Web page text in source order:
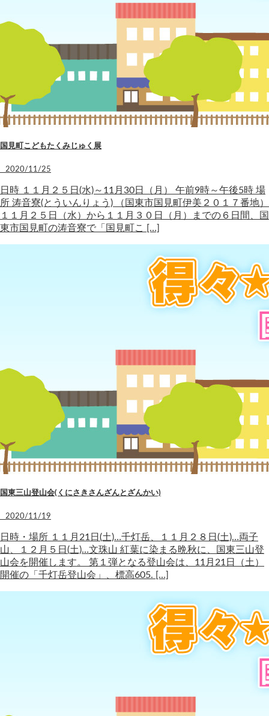
国見町こどもたくみじゅく展
2020/11/25
日時 １１月２５日(水)～11月30日（月） 午前9時～午後5時 場
所 涛音寮(とういんりょう) （国東市国見町伊美２０１７番地）
１１月２５日（水）から１１月３０日（月）までの６日間、国
東市国見町の涛音寮で「国見町こ […]
国東三山登山会(くにさきさんざんとざんかい)
2020/11/19
日時・場所 １１月21日(土)…千灯岳、１１月２８日(土)…両子
山、１２月５日(土)…文珠山 紅葉に染まる晩秋に、国東三山登
山会を開催します。 第１弾となる登山会は、11月21日（土）
開催の「千灯岳登山会」、標高605. […]